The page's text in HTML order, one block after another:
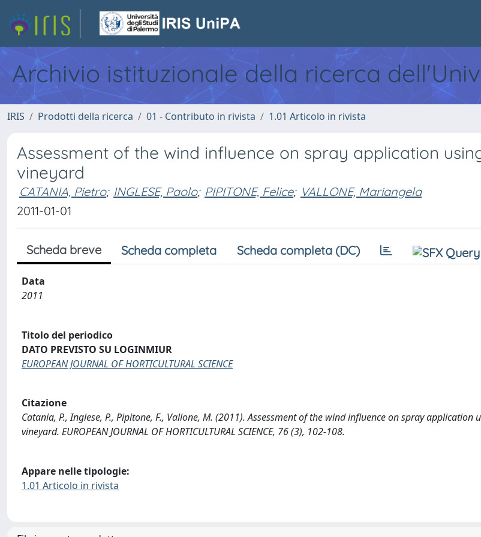
Archivio istituzionale della ricerca
IRIS Prodotti della ricerca 01 - Contributo in rivista 1.01 Articolo in rivista
Assessment of the wind influence on spray application
vineyard
CATANIA, Pietro; INGLESE, Paolo; PIPITONE, Felice; VALLONE, Mariangela
2011-01-01
Scheda breve Scheda completa Scheda completa (DC)
Data
2011
Titolo del periodico
DATO PREVISTO SU LOGINMIUR
EUROPEAN JOURNAL OF HORTICULTURAL SCIENCE
Citazione
Catania, P., Inglese, P., Pipitone, F., Vallone, M. (2011). Assessment of the wind influence on spray application
vineyard. EUROPEAN JOURNAL OF HORTICULTURAL SCIENCE, 76 (3), 102-108.
Appare nelle tipologie:
1.01 Articolo in rivista